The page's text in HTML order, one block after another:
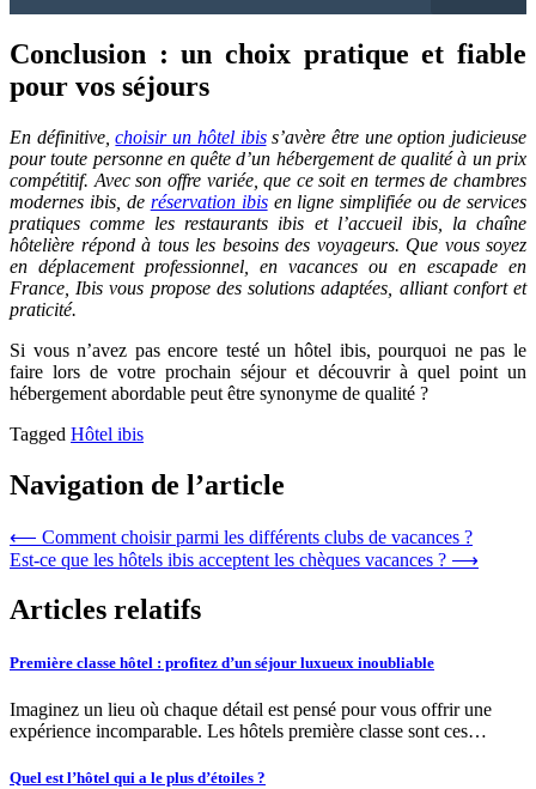
Conclusion : un choix pratique et fiable
pour vos séjours
En définitive,choisir un hôtel ibiss’avère être une option judicieuse
pour toute personne en quête d’un hébergement de qualité à un prix
compétitif. Avec son offre variée, que ce soit en termes de chambres
modernes ibis, de réservation ibisen ligne simplifiée ou de services
pratiques comme les restaurants ibis et l’accueil ibis, la chaîne
hôtelière répond à tous les besoins des voyageurs. Que vous soyez
en déplacement professionnel, en vacances ou en escapade en
France, Ibis vous propose des solutions adaptées, alliant confort et
praticité.
Si vous n’avez pas encore testé un hôtel ibis, pourquoi ne pas le
faire lors de votre prochain séjour et découvrir à quel point un
hébergement abordable peut être synonyme de qualité ?
Tagged Hôtel ibis
Navigation de l’article
⟵ Comment choisir parmi les différents clubs de vacances ?
Est-ce que les hôtels ibis acceptent les chèques vacances ? ⟶
Articles relatifs
Première classe hôtel : profitez d’un séjour luxueux inoubliable
Imaginez un lieu où chaque détail est pensé pour vous offrir une
expérience incomparable. Les hôtels première classe sont ces…
Quel est l’hôtel qui a le plus d’étoiles ?